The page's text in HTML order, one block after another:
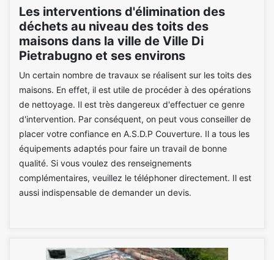
Les interventions d'élimination des
déchets au niveau des toits des
maisons dans la ville de Ville Di
Pietrabugno et ses environs
Un certain nombre de travaux se réalisent sur les toits des
maisons. En effet, il est utile de procéder à des opérations
de nettoyage. Il est très dangereux d'effectuer ce genre
d'intervention. Par conséquent, on peut vous conseiller de
placer votre confiance en A.S.D.P Couverture. Il a tous les
équipements adaptés pour faire un travail de bonne
qualité. Si vous voulez des renseignements
complémentaires, veuillez le téléphoner directement. Il est
aussi indispensable de demander un devis.